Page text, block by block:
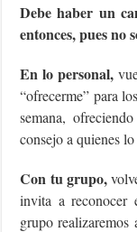
Debe haber un
entonces, pues no
En lo personal,
“ofrecerme” para
semana,
consejo a quienes
Con tu grupo,
invita a reconocer
grupo